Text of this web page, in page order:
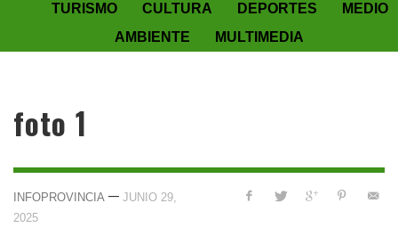
TURISMO
CULTURA DEPORTES
MEDIO
AMBIENTE
MULTIMEDIA
foto 1
INFOPROVINCIA — JUNIO 29,
2025